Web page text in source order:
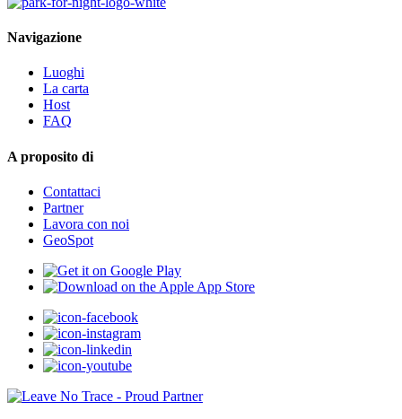
Navigazione
Luoghi
La carta
Host
FAQ
A proposito di
Contattaci
Partner
Lavora con noi
GeoSpot